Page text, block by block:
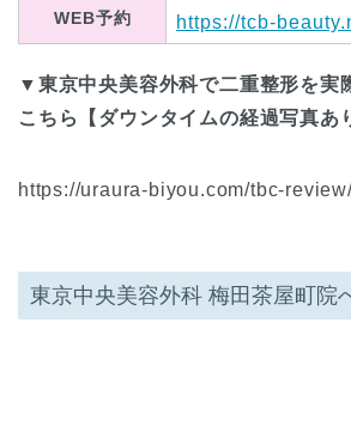
WEB予約 https://tcb-
▼東京中央美容外科で二重整形を実
こちら【ダウンタイムの経過写真あ
https://uraura-biyou.com/tbc-
東京中央美容外科 梅田茶屋町院